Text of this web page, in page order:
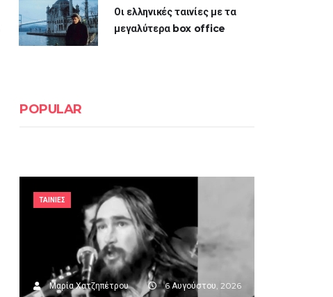
Οι ελληνικές ταινίες με τα
μεγαλύτερα box office
POPULAR
ΤΑΙΝΙΕΣ
Μαρία Χατζηπέτρου 6 Αυγούστου, 2026